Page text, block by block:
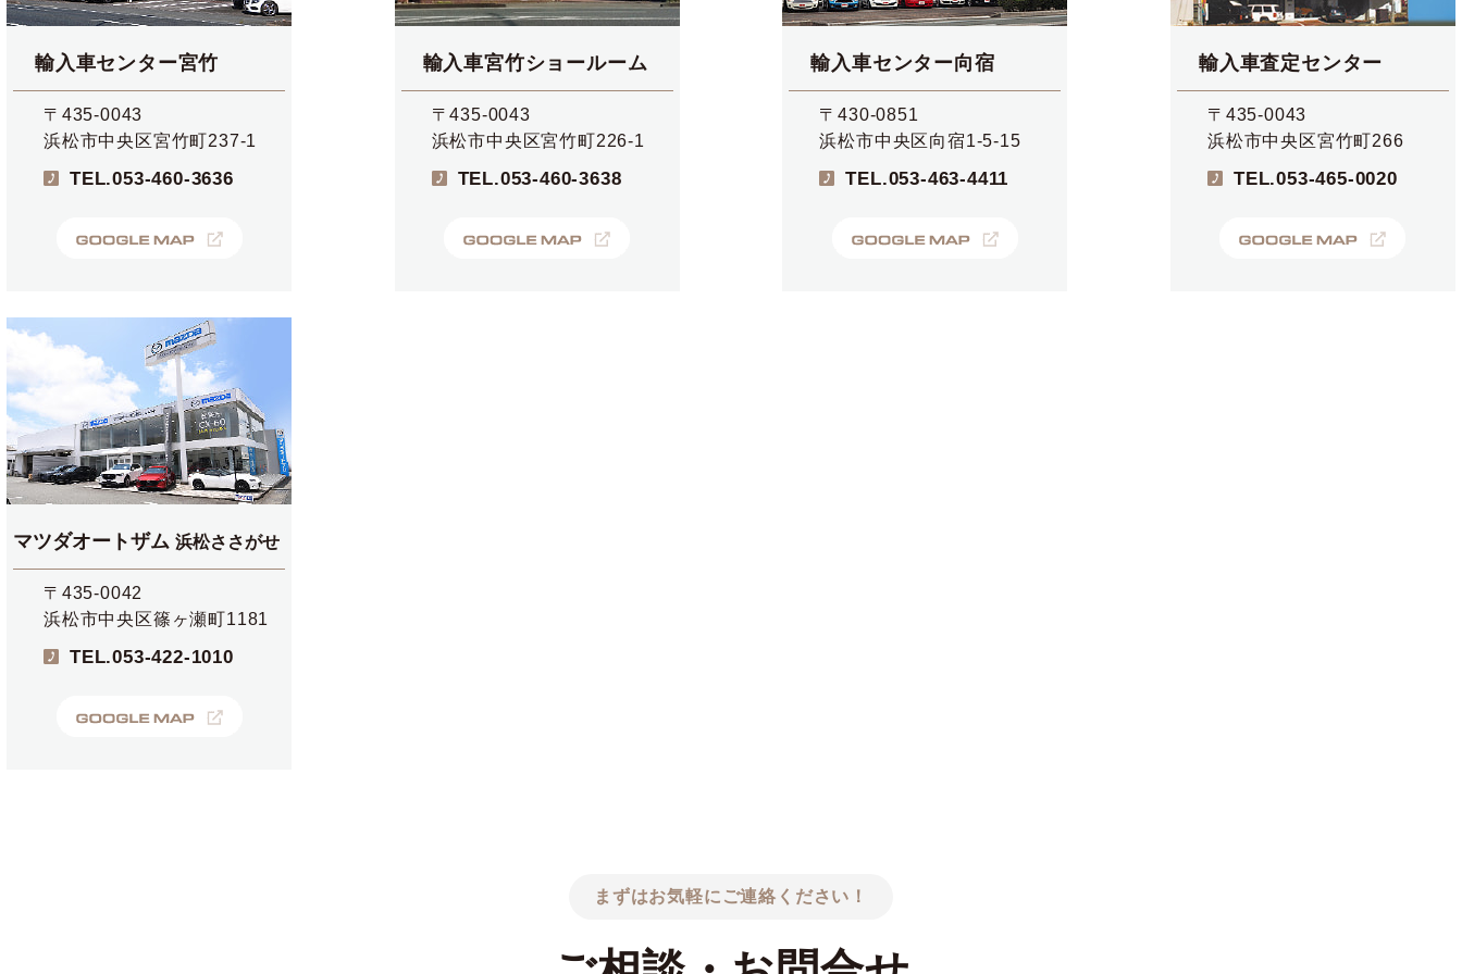
輸入車センター宮竹
〒435-0043
浜松市中央区宮竹町237-1
TEL.053-460-3636
輸入車宮竹ショールーム
〒435-0043
浜松市中央区宮竹町226-1
TEL.053-460-3638
輸入車センター向宿
〒430-0851
浜松市中央区向宿1-5-15
TEL.053-463-4411
輸入車査定センター
〒435-0043
浜松市中央区宮竹町266
TEL.053-465-0020
マツダオートザム 浜松ささがせ
〒435-0042
浜松市中央区篠ヶ瀬町1181
TEL.053-422-1010
まずはお気軽にご連絡ください！